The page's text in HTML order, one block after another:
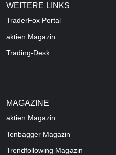
WEITERE LINKS
TraderFox Portal
aktien Magazin
Trading-Desk
MAGAZINE
aktien Magazin
Tenbagger Magazin
Trendfollowing Magazin